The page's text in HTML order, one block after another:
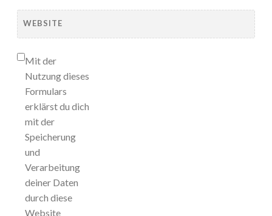
WEBSITE
Mit der
Nutzung dieses
Formulars
erklärst du dich
mit der
Speicherung
und
Verarbeitung
deiner Daten
durch diese
Website